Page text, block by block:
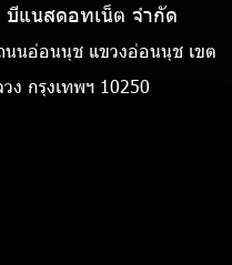
แนสดอทเน็ต จํากัด
นนอ่อนนุช แขวงอ่อนนุช เขต
ง กรุงเทพฯ 10250